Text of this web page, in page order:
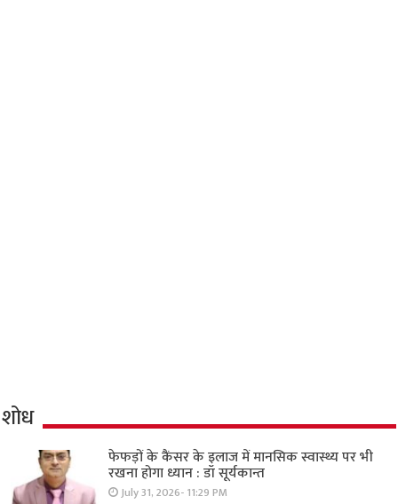
शोध
फेफड़ों के कैंसर के इलाज में मानसिक स्वास्थ्य पर भी
रखना होगा ध्यान : डॉ सूर्यकान्त
July 31, 2026- 11:29 PM